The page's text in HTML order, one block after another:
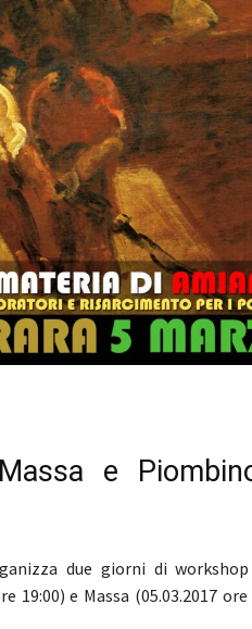
e
due giorni di
19:00) e Massa (05.03.2017